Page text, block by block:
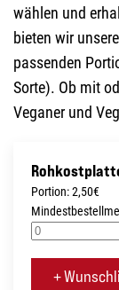
wählen und
bieten wir
passenden
Sorte). Ob mit
Veganer und
Portion: 2,50€
+